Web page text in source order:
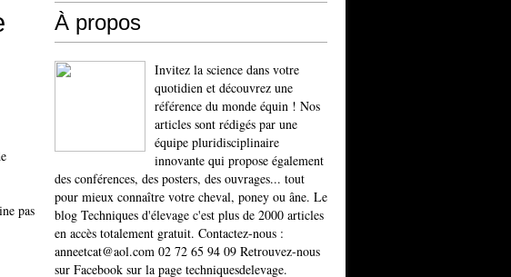
pas
À propos
Invitez la science dans votre
quotidien et découvrez une
référence du monde équin ! Nos
articles sont rédigés par une
équipe pluridisciplinaire
innovante qui propose également
des conférences, des posters, des ouvrages... tout
pour mieux connaître votre cheval, poney ou âne. Le
blog Techniques d'élevage c'est plus de 2000 articles
en accès totalement gratuit. Contactez-nous :
anneetcat@aol.com 02 72 65 94 09 Retrouvez-nous
sur Facebook sur la page techniquesdelevage.